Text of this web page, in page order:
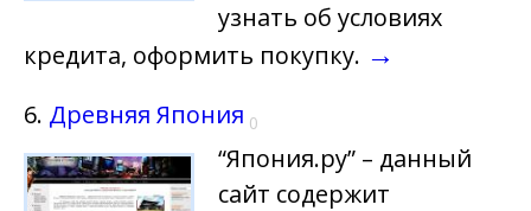
узнать об условиях
кредита, оформить покупку. →
6. Древняя Япония 0
“Япония.ру” – данный
сайт содержит